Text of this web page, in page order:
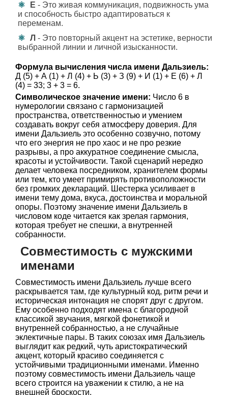
Е - Это живая коммуникация, подвижность ума
и способность быстро адаптироваться к
переменам.
Л - Это повторный акцент на эстетике, верности
выбранной линии и личной изысканности.
Формула вычисления числа имени Дальзиель:
Д (5) + А (1) + Л (4) + Ь (3) + З (9) + И (1) + Е (6) + Л
(4) = 33; 3 + 3 = 6.
Символическое значение имени: Число 6 в
нумерологии связано с гармонизацией
пространства, ответственностью и умением
создавать вокруг себя атмосферу доверия. Для
имени Дальзиель это особенно созвучно, потому
что его энергия не про хаос и не про резкие
разрывы, а про аккуратное соединение смысла,
красоты и устойчивости. Такой сценарий нередко
делает человека посредником, хранителем формы
или тем, кто умеет примирять противоположности
без громких деклараций. Шестерка усиливает в
имени тему дома, вкуса, достоинства и моральной
опоры. Поэтому значение имени Дальзиель в
числовом коде читается как зрелая гармония,
которая требует не спешки, а внутренней
собранности.
Совместимость с мужскими
именами
Совместимость имени Дальзиель лучше всего
раскрывается там, где культурный код, ритм речи и
историческая интонация не спорят друг с другом.
Ему особенно подходят имена с благородной
классикой звучания, мягкой фонетикой и
внутренней собранностью, а не случайные
эклектичные пары. В таких союзах имя Дальзиель
выглядит как редкий, чуть аристократический
акцент, который красиво соединяется с
устойчивыми традиционными именами. Именно
поэтому совместимость имени Дальзиель чаще
всего строится на уважении к стилю, а не на
внешней броскости.